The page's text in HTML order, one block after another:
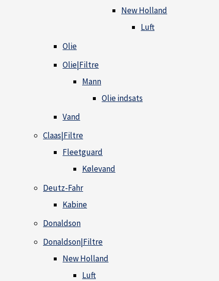
New Holland
Luft
Olie
Olie|Filtre
Mann
Olie indsats
Vand
Claas|Filtre
Fleetguard
Kølevand
Deutz-Fahr
Kabine
Donaldson
Donaldson|Filtre
New Holland
Luft